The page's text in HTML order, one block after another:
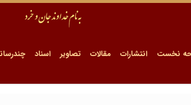
نخست انتشارات مقالات تصاویر اسناد